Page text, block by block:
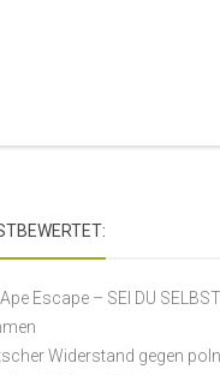
Escape – SEI DU SELBST
Widerstand gegen